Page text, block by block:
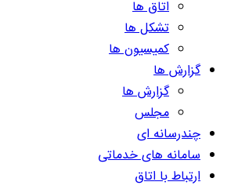
اتاق ها
تشکل ها
کمیسیون ها
گزارش ها
گزارش ها
مجلس
چندرسانه ای
سامانه های خدماتی
ارتباط با اتاق